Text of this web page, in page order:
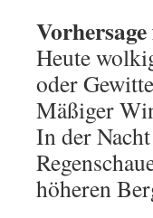
Heute
oder
Mäßiger
In der
höheren